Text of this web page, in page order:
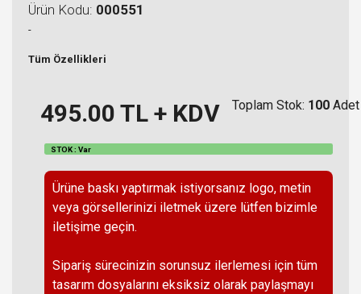
Ürün Kodu: 000551
-
Tüm Özellikleri
495.00 TL + KDV Toplam Stok: 100 Adet
STOK : Var
Ürüne baskı yaptırmak istiyorsanız logo, metin
veya görsellerinizi iletmek üzere lütfen bizimle
iletişime geçin.
Sipariş sürecinizin sorunsuz ilerlemesi için tüm
tasarım dosyalarını eksiksiz olarak paylaşmayı